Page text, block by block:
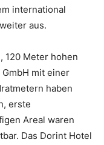
international
aus.
120 Meter hohen
GmbH mit einer
haben
erste
Areal waren
Das Dorint Hotel